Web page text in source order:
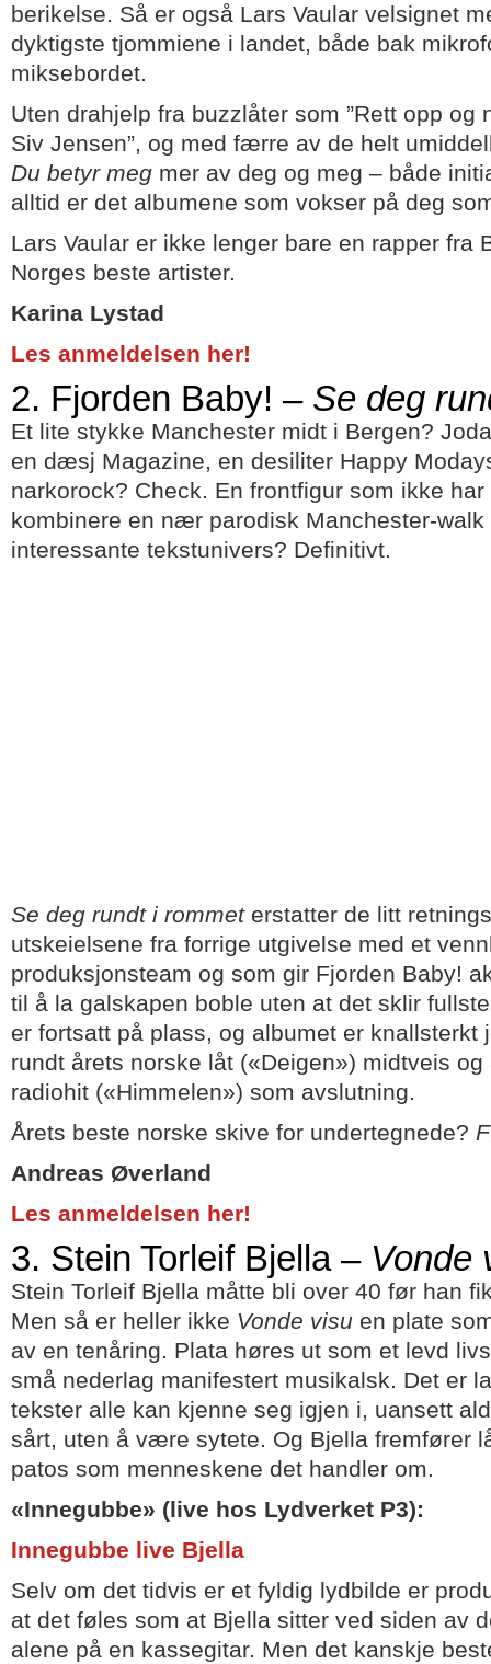
berikelse. Så er også Lars Vaular velsignet
dyktigste tjommiene i landet, både bak
miksebordet.
Uten drahjelp fra buzzlåter som ”Rett opp og
Siv Jensen”, og med færre av de helt
Du betyr meg mer av deg og meg – både
alltid er det albumene som vokser på deg
Lars Vaular er ikke lenger bare en rapper fra
Norges beste artister.
Karina Lystad
Les anmeldelsen her!
2. Fjorden Baby! – Se deg
Et lite stykke Manchester midt i Bergen?
en dæsj Magazine, en desiliter Happy
narkorock? Check. En frontfigur som ikke
kombinere en nær parodisk Manchester-
interessante tekstunivers? Definitivt.
Se deg rundt i rommeterstatter de litt
utskeielsene fra forrige utgivelse med et
produksjonsteam og som gir Fjorden Baby!
til å la galskapen boble uten at det sklir
er fortsatt på plass, og albumet er knallsterkt
rundt årets norske låt («Deigen») midtveis
radiohit («Himmelen») som avslutning.
Årets beste norske skive for undertegnede?
Andreas Øverland
Les anmeldelsen her!
3. Stein Torleif Bjella – Vonde
Stein Torleif Bjella måtte bli over 40 før han
Men så er heller ikke Vonde visu en plate
av en tenåring. Plata høres ut som et levd
små nederlag manifestert musikalsk. Det er
tekster alle kan kjenne seg igjen i, uansett
sårt, uten å være sytete. Og Bjella fremfører
patos som menneskene det handler om.
«Innegubbe» (live hos Lydverket P3):
Innegubbe live Bjella
Selv om det tidvis er et fyldig lydbilde er
at det føles som at Bjella sitter ved siden av
alene på en kassegitar. Men det kanskje